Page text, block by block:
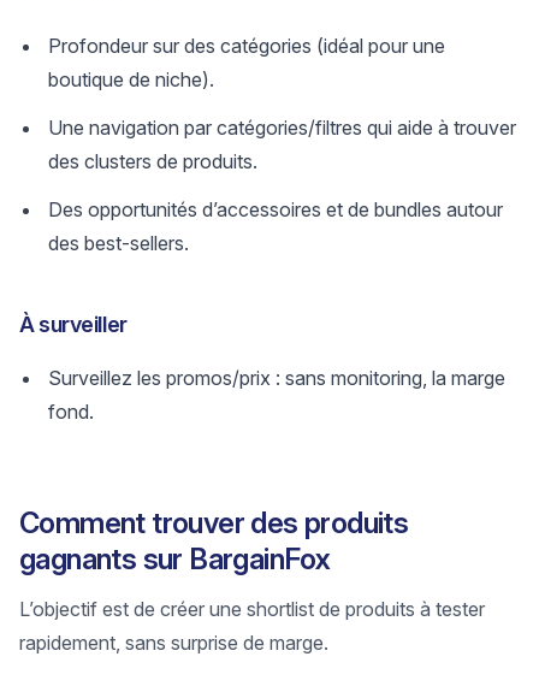
Profondeur sur des catégories (idéal pour une
boutique de niche).
Une navigation par catégories/filtres qui aide à trouver
des clusters de produits.
Des opportunités d’accessoires et de bundles autour
des best-sellers.
À surveiller
Surveillez les promos/prix : sans monitoring, la marge
fond.
Comment trouver des produits
gagnants sur BargainFox
L’objectif est de créer une shortlist de produits à tester
rapidement, sans surprise de marge.